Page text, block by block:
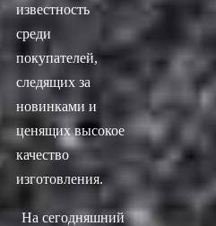
известность
среди
покупателей,
следящих за
новинками и
ценящих высокое
качество
изготовления.
На сегодняшний